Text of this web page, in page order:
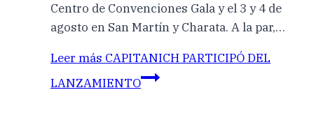
Centro de Convenciones Gala y el 3 y 4 de
agosto en San Martín y Charata. A la par,…
Leer más CAPITANICH PARTICIPÓ DEL
LANZAMIENTO